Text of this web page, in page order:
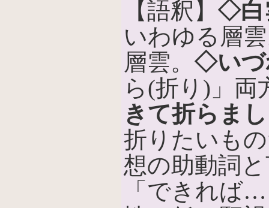
【語釈】 ◇白
いわゆる層
層雲。 ◇いづ
ら(折り)」両
きて折らまし
折りたいも
想の助動詞
「できれば